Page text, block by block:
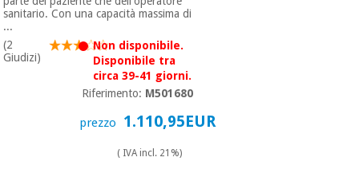
Ortopedia
Strumenti
sanitario. Con una capacità massima di
...
(2
Giudizi)
Non disponibile.
Disponibile tra
circa 39-41 giorni.
Riferimento: M501680
prezzo 1.110,95EUR
( IVA incl. 21%)